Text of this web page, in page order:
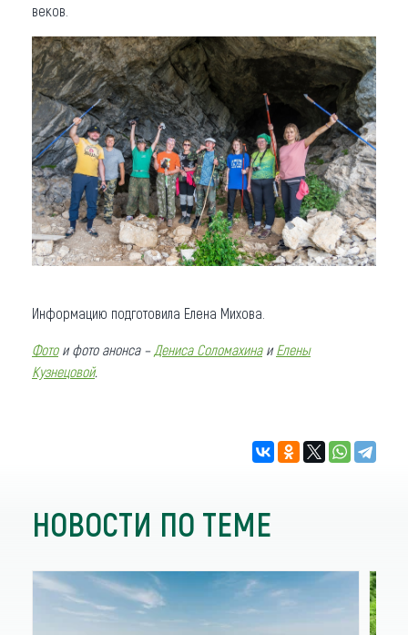
веков.
Информацию подготовила Елена Михова.
Фотои фото анонса – Дениса Соломахинаи Елены
Кузнецовой.
НОВОСТИ ПО ТЕМЕ